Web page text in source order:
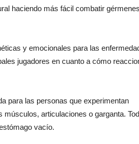
haciendo más fácil combatir
y emocionales para las
jugadores en cuanto a cómo
para las personas que experimentan
articulaciones o garganta.
vacío.